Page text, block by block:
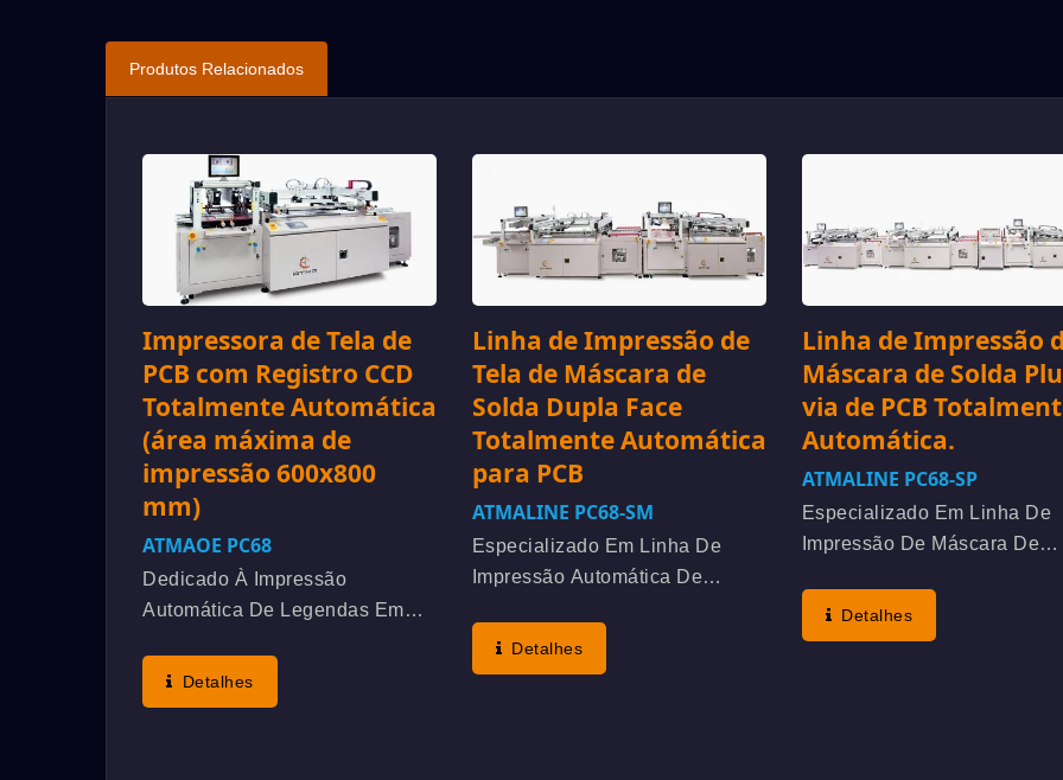
Produtos Relacionados
Impressora de Tela de
PCB com Registro CCD
Totalmente Automática
(área máxima de
impressão 600x800
mm)
ATMAOE PC68
Dedicado À Impressão
Automática De Legendas Em
Da Impressão De Legendas Em
PCB É Marcar Símbolos De
Detalhes
Linha de Impressão de
Tela de Máscara de
Solda Dupla Face
Totalmente Automática
para PCB
ATMALINE PC68-SM
Especializado Em Linha De
Impressão Automática De
Dupla Face E Multicamadas.
Aliado À Estratégia De P&D Do
Detalhes
Linha de Impressão
Máscara de Solda
via de PCB
Automática.
ATMALINE PC68-SP
Especializado Em Linha De
Impressão De Máscara De
Multicamadas Automática.
Aliança Estratégica De P&D
Detalhes